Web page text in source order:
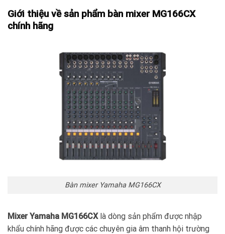
Giới thiệu về sản phẩm bàn mixer MG166CX
chính hãng
Bàn mixer Yamaha MG166CX
Mixer Yamaha MG166CXlà dòng sản phẩm được nhập
khẩu chính hãng được các chuyên gia âm thanh hội trường